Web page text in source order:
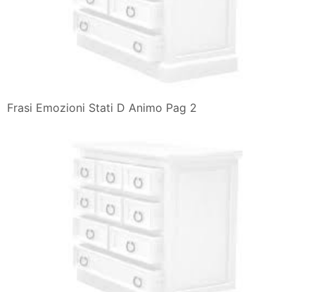
Frasi Emozioni Stati D Animo Pag 2